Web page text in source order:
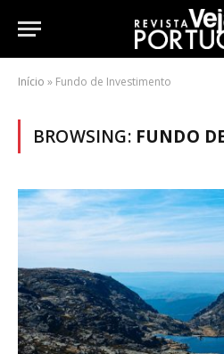
Início » Fundo de Investimento
BROWSING: FUNDO